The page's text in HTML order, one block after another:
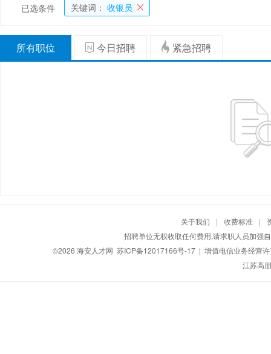
已选条件 关键词： 收银员
所有职位 今日招聘 紧急招聘
关于我们 | 收费标准 |
招聘单位无权收取任何费用,请求职人员加强
©2026 海安人才网 苏ICP备12017166号-17| 增值电信业务经营许
江苏高